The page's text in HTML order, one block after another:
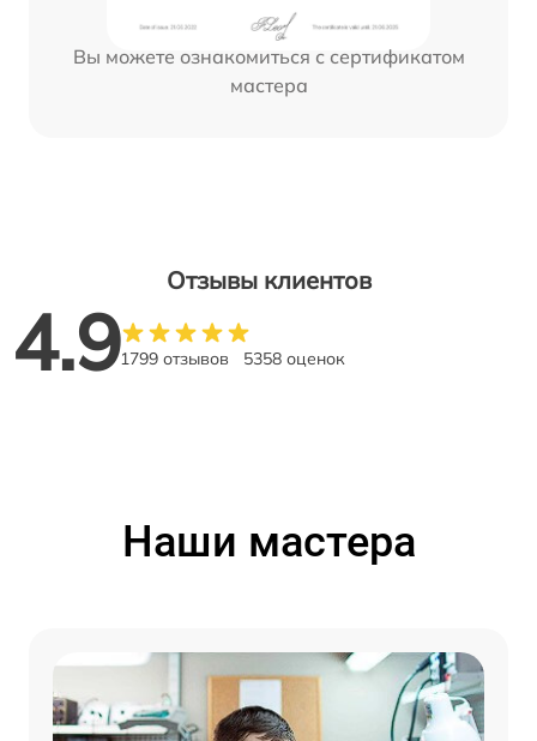
Вы можете ознакомиться с сертификатом
мастера
Отзывы клиентов
4.91799 отзывов 5358 оценок
Наши мастера